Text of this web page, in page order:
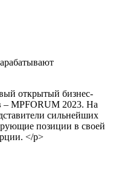
открытый бизнес-
– MPFORUM 2023. На
сильнейших
позиции в своей
</p>